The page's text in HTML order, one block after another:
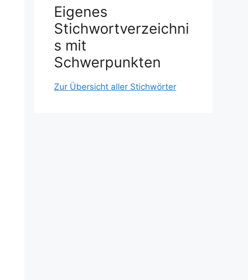
Eigenes
Stichwortverzeichni
s mit
Schwerpunkten
Zur Übersicht aller Stichwörter